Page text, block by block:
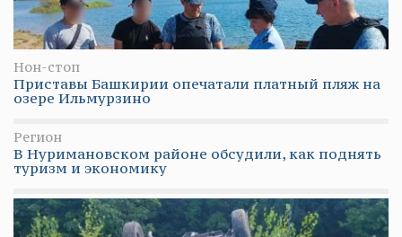
Нон-стоп
Приставы Башкирии опечатали платный пляж на
озере Ильмурзино
Регион
В Нуримановском районе обсудили, как поднять
туризм и экономику